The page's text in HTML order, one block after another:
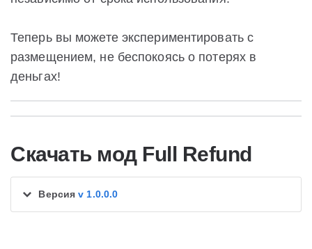
Теперь вы можете экспериментировать с
размещением, не беспокоясь о потерях в
деньгах!
Скачать мод Full Refund
Версияv 1.0.0.0